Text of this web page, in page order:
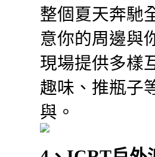
整個夏天奔馳
意你的周邊與
現場提供多樣
趣味、推瓶子
與。